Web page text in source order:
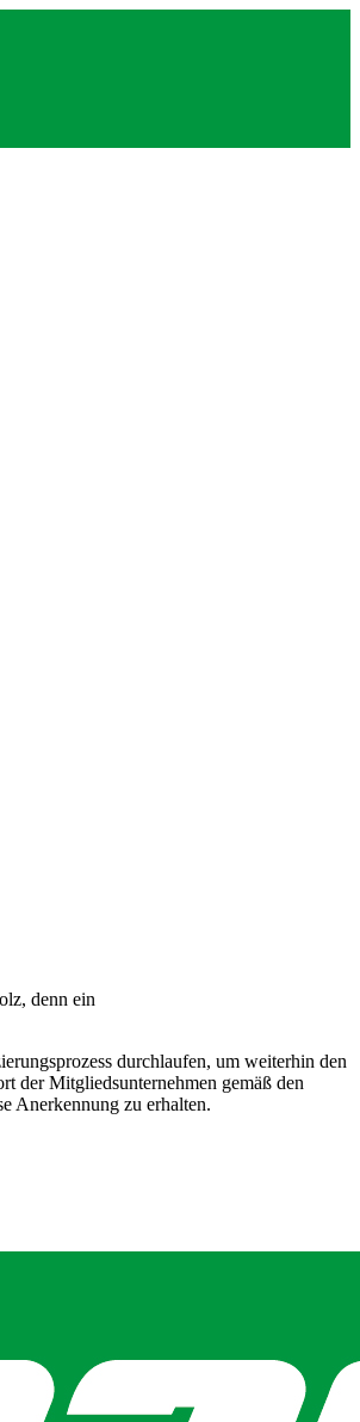
denn ein
durchlaufen, um weiterhin den
der Mitgliedsunternehmen gemäß den
Anerkennung zu erhalten.